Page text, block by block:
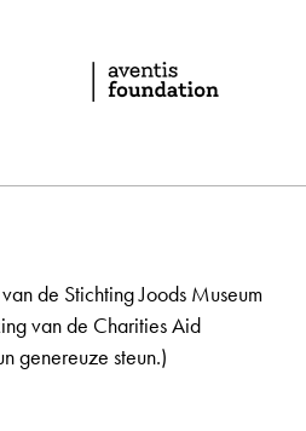
de Stichting Joods Museum
van de Charities Aid
genereuze steun.)